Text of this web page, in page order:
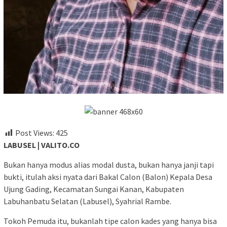
Post Views: 425
LABUSEL | VALITO.CO
Bukan hanya modus alias modal dusta, bukan hanya janji tapi
bukti, itulah aksi nyata dari Bakal Calon (Balon) Kepala Desa
Ujung Gading, Kecamatan Sungai Kanan, Kabupaten
Labuhanbatu Selatan (Labusel), Syahrial Rambe.
Tokoh Pemuda itu, bukanlah tipe calon kades yang hanya bisa